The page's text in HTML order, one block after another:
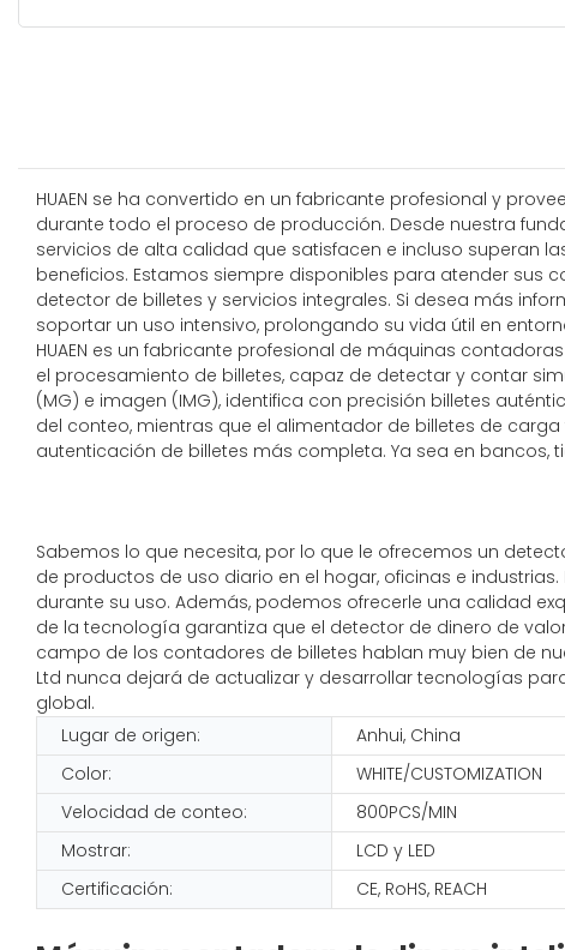
HUAEN se ha convertido en un fabricante profesional y
durante todo el proceso de producción. Desde nuestra
servicios de alta calidad que satisfacen e incluso superan
beneficios. Estamos siempre disponibles para atender
detector de billetes y servicios integrales. Si desea más
soportar un uso intensivo, prolongando su vida útil en
HUAEN es un fabricante profesional de máquinas
el procesamiento de billetes, capaz de detectar y contar
(MG) e imagen (IMG), identifica con precisión billetes
del conteo, mientras que el alimentador de billetes de
autenticación de billetes más completa. Ya sea en
Sabemos lo que necesita, por lo que le ofrecemos un
de productos de uso diario en el hogar, oficinas e
durante su uso. Además, podemos ofrecerle una calidad
de la tecnología garantiza que el detector de dinero de
campo de los contadores de billetes hablan muy bien de
Ltd nunca dejará de actualizar y desarrollar tecnologías
global.
Lugar de origen:
Anhui, China
Color:
WHITE/CUSTOMIZATION
Velocidad de conteo:
800PCS/MIN
Mostrar:
LCD y LED
Certificación:
CE, RoHS, REACH